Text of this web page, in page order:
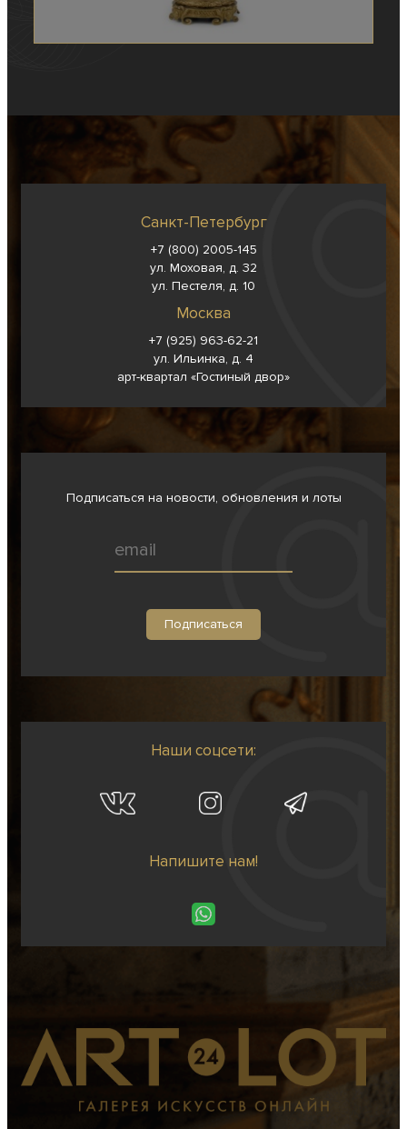
Санкт-Петербург
+7 (800) 2005-145
ул. Моховая, д. 32
ул. Пестеля, д. 10
Москва
+7 (925) 963-62-21
ул. Ильинка, д. 4
арт-квартал «Гостиный двор»
Подписаться на новости, обновления и лоты
Наши соцсети:
Напишите нам!